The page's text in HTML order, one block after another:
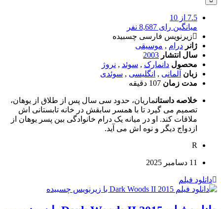
7.5 از 10
میانگین رای 8,687 نفر
زیرنویس فارسی چسبیده
ژانر درام , موسیقی
سال انتشار 2003
محصول دانمارک , سوئد , نروژ
زبان آلمانی , انگلیسی , سوئدی
مدت زمان 107 دقیقه
خلاصه داستانماریان، حدود سی سال پس از طلاق از یوهان،
تصمیم می گیرد تا با همسر سابقش در خانه تابستانی اش
ملاقات کند. او در میانه یک درام خانوادگی بین پسر یوهان از
ازدواج دیگر و نوه اش می آید.
R
11 دسامبر 2025
دانلود فیلم